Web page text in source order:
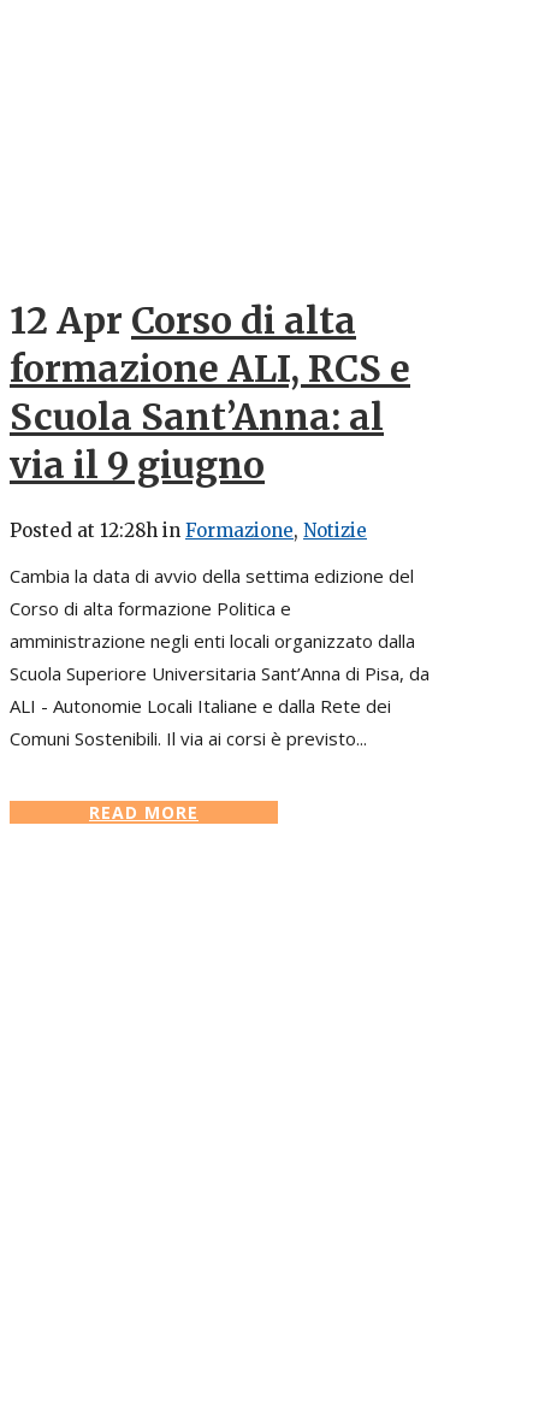
12 Apr Corso di alta
formazione ALI, RCS e
Scuola Sant’Anna: al
via il 9 giugno
Posted at 12:28h in Formazione, Notizie
Cambia la data di avvio della settima edizione del
Corso di alta formazione Politica e
amministrazione negli enti locali organizzato dalla
Scuola Superiore Universitaria Sant’Anna di Pisa, da
ALI - Autonomie Locali Italiane e dalla Rete dei
Comuni Sostenibili. Il via ai corsi è previsto...
READ MORE